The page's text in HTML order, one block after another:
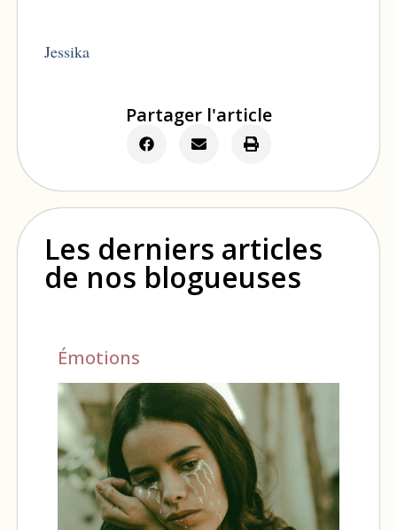
Jessika
Partager l'article
Les derniers articles
de nos blogueuses
Émotions